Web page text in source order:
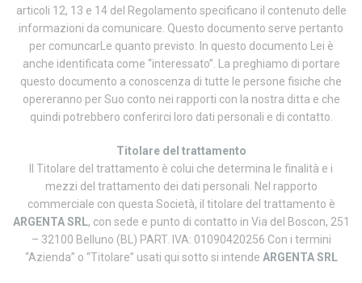
articoli 12, 13 e 14 del Regolamento specificano il contenuto delle
informazioni da comunicare. Questo documento serve pertanto
per comuncarLe quanto previsto. In questo documento Lei è
anche identificata come “interessato”. La preghiamo di portare
questo documento a conoscenza di tutte le persone fisiche che
opereranno per Suo conto nei rapporti con la nostra ditta e che
quindi potrebbero conferirci loro dati personali e di contatto.
Titolare del trattamento
Il Titolare del trattamento è colui che determina le finalità e i
mezzi del trattamento dei dati personali. Nel rapporto
commerciale con questa Società, il titolare del trattamento è
ARGENTA SRL, con sede e punto di contatto in Via del Boscon, 251
– 32100 Belluno (BL) PART. IVA: 01090420256 Con i termini
“Azienda” o “Titolare” usati qui sotto si intende ARGENTA SRL